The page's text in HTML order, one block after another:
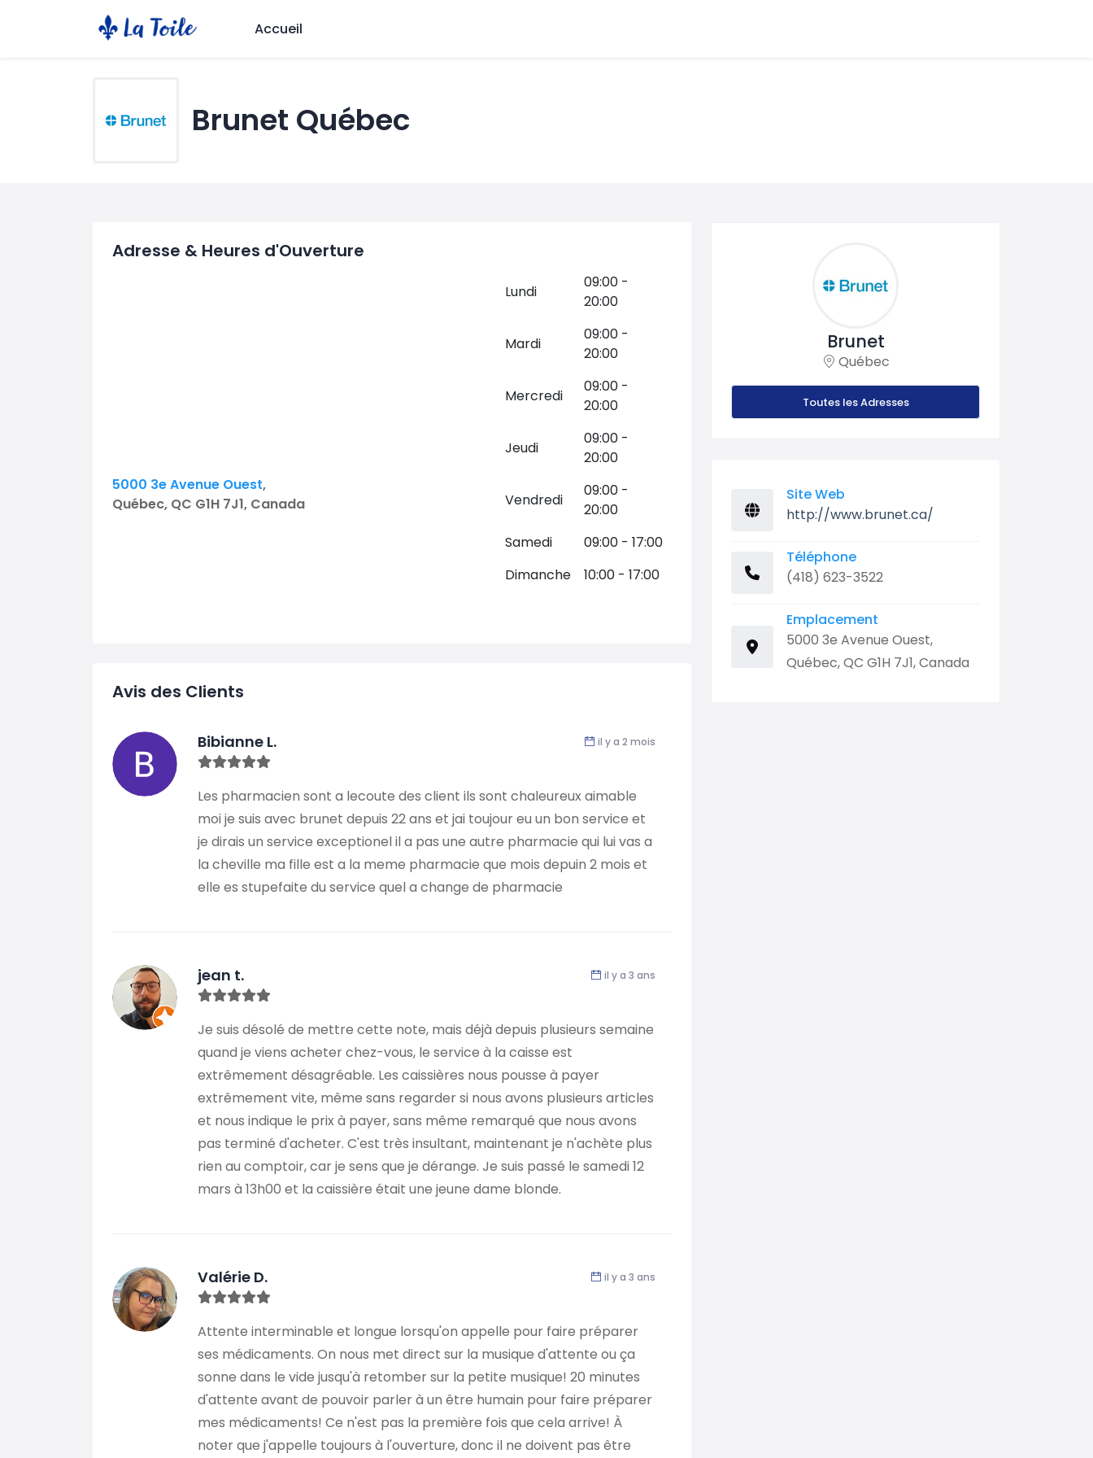
Accueil
Brunet Québec
Adresse & Heures d'Ouverture
5000 3e Avenue Ouest,
Québec, QC G1H 7J1, Canada
Lundi
09:00 -
20:00
Mardi
09:00 -
20:00
Mercredi
09:00 -
20:00
Jeudi
09:00 -
20:00
Vendredi
09:00 -
20:00
Samedi
09:00 - 17:00
Dimanche
10:00 - 17:00
Avis des Clients
Bibianne L. il y a 2 mois
Les pharmacien sont a lecoute des client ils sont chaleureux aimable
moi je suis avec brunet depuis 22 ans et jai toujour eu un bon service et
je dirais un service exceptionel il a pas une autre pharmacie qui lui vas a
la cheville ma fille est a la meme pharmacie que mois depuin 2 mois et
elle es stupefaite du service quel a change de pharmacie
jean t. il y a 3 ans
Je suis désolé de mettre cette note, mais déjà depuis plusieurs semaine
quand je viens acheter chez-vous, le service à la caisse est
extrêmement désagréable. Les caissières nous pousse à payer
extrêmement vite, même sans regarder si nous avons plusieurs articles
et nous indique le prix à payer, sans même remarqué que nous avons
pas terminé d'acheter. C'est très insultant, maintenant je n'achète plus
rien au comptoir, car je sens que je dérange. Je suis passé le samedi 12
mars à 13h00 et la caissière était une jeune dame blonde.
Valérie D. il y a 3 ans
Attente interminable et longue lorsqu'on appelle pour faire préparer
ses médicaments. On nous met direct sur la musique d'attente ou ça
sonne dans le vide jusqu'à retomber sur la petite musique! 20 minutes
d'attente avant de pouvoir parler à un être humain pour faire préparer
mes médicaments! Ce n'est pas la première fois que cela arrive! À
noter que j'appelle toujours à l'ouverture, donc il ne doivent pas être
Brunet
Québec
Toutes les Adresses
Site Web
http://www.brunet.ca/
Téléphone
(418) 623-3522
Emplacement
5000 3e Avenue Ouest,
Québec, QC G1H 7J1, Canada